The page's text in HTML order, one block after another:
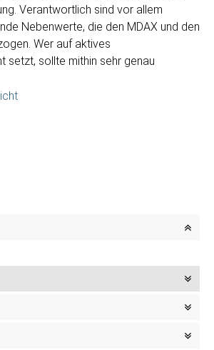
Verantwortlich sind vor allem
Nebenwerte, die den MDAX und den
Wer auf aktives
setzt, sollte mithin sehr genau